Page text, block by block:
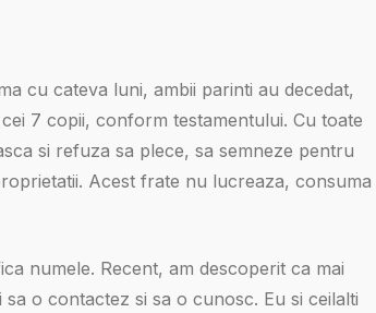
cu cateva luni, ambii parinti au decedat,
7 copii, conform testamentului. Cu toate
si refuza sa plece, sa semneze pentru
Acest frate nu lucreaza, consuma
numele. Recent, am descoperit ca mai
o contactez si sa o cunosc. Eu si ceilalti